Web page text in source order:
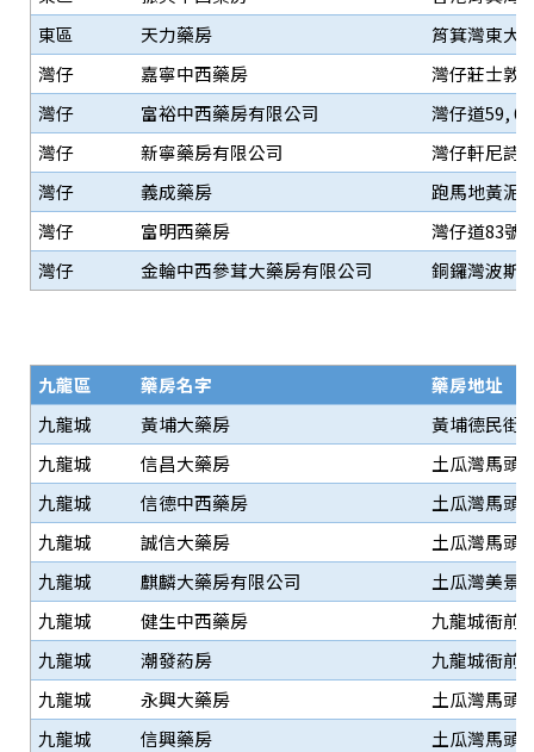
東區
天力藥房
筲箕灣東大
灣仔
嘉寧中西藥房
灣仔莊士敦
灣仔
富裕中西藥房有限公司
灣仔道59,
灣仔
新寧藥房有限公司
灣仔軒尼詩
灣仔
義成藥房
跑馬地黃泥
灣仔
富明西藥房
灣仔道83號
灣仔
金輪中西參茸大藥房有限公司 銅鑼灣波斯
九龍區 藥房名字
藥房地址
九龍城
黃埔大藥房
黃埔德民街
九龍城
信昌大藥房
土瓜灣馬頭
九龍城
信德中西藥房
土瓜灣馬頭
九龍城
誠信大藥房
土瓜灣馬頭
九龍城
麒麟大藥房有限公司
土瓜灣美景
九龍城
健生中西藥房
九龍城衙前
九龍城
潮發葯房
九龍城衙前
九龍城
永興大藥房
土瓜灣馬頭
九龍城
信興藥房
土瓜灣馬頭